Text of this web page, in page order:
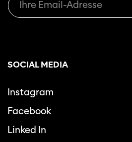
SOCIAL MEDIA
Instagram
Facebook
Linked In